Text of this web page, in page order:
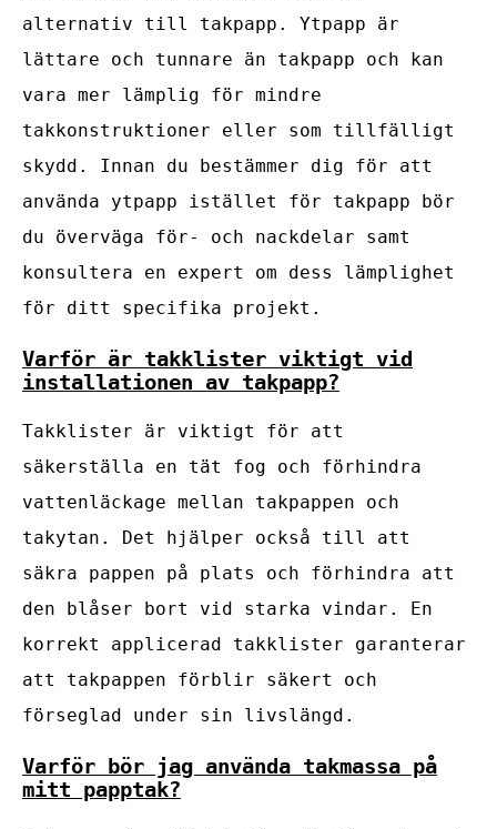
alternativ till takpapp. Ytpapp är
lättare och tunnare än takpapp och kan
vara mer lämplig för mindre
takkonstruktioner eller som tillfälligt
skydd. Innan du bestämmer dig för att
använda ytpapp istället för takpapp bör
du överväga för- och nackdelar samt
konsultera en expert om dess lämplighet
för ditt specifika projekt.
Varför är takklister viktigt vid
installationen av takpapp?
Takklister är viktigt för att
säkerställa en tät fog och förhindra
vattenläckage mellan takpappen och
takytan. Det hjälper också till att
säkra pappen på plats och förhindra att
den blåser bort vid starka vindar. En
korrekt applicerad takklister garanterar
att takpappen förblir säkert och
förseglad under sin livslängd.
Varför bör jag använda takmassa på
mitt papptak?